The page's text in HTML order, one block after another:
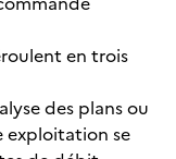
en trois
des plans ou
exploitation se